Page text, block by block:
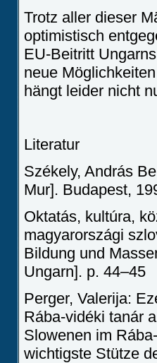
Trotz aller dieser
optimistisch
EU-Beitritt
neue
hängt leider nicht
Literatur
Székely, András
Mur]. Budapest,
Oktatás, kultúra,
magyarországi
Bildung und
Ungarn]. p. 44–45
Perger, Valerija:
Rába-vidéki tanár
Slowenen im
wichtigste Stütze